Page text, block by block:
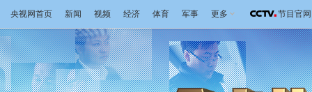
央视网首页 新闻 视频 经济 体育 军事 更多 节目官网